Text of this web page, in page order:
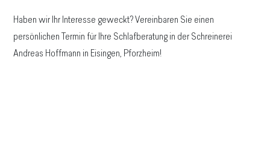
Haben wir Ihr Interesse geweckt? Vereinbaren Sie einen
persönlichen Termin für Ihre Schlafberatung in der Schreinerei
Andreas Hoffmann in Eisingen, Pforzheim!